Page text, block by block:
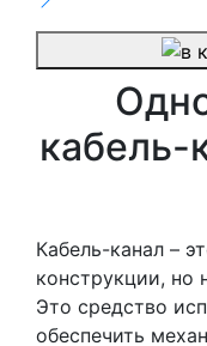
кабель-
Кабель-канал –
конструкции, но
Это средство
обеспечить